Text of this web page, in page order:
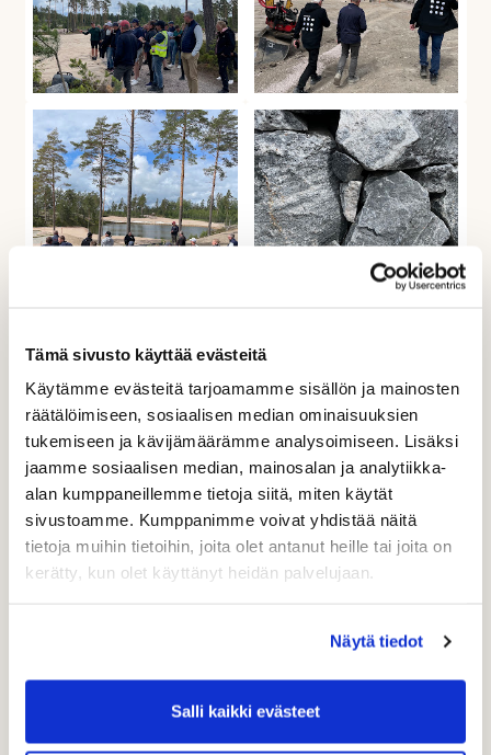
Tämä sivusto käyttää evästeitä
Käytämme evästeitä tarjoamamme sisällön ja mainosten
räätälöimiseen, sosiaalisen median ominaisuuksien
tukemiseen ja kävijämäärämme analysoimiseen. Lisäksi
jaamme sosiaalisen median, mainosalan ja analytiikka-
alan kumppaneillemme tietoja siitä, miten käytät
sivustoamme. Kumppanimme voivat yhdistää näitä
tietoja muihin tietoihin, joita olet antanut heille tai joita on
kerätty, kun olet käyttänyt heidän palvelujaan.
Näytä tiedot
Salli kaikki evästeet